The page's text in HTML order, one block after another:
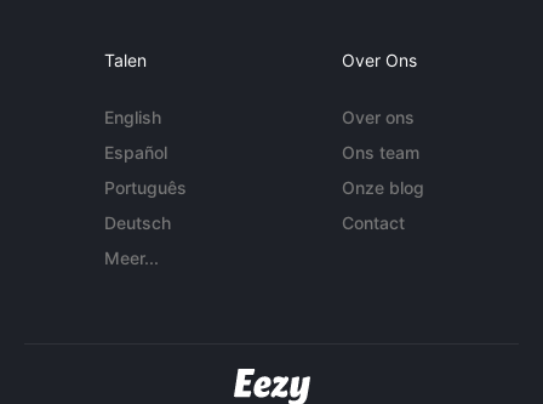
Talen
English
Español
Português
Deutsch
Meer...
Over Ons
Over ons
Ons team
Onze blog
Contact